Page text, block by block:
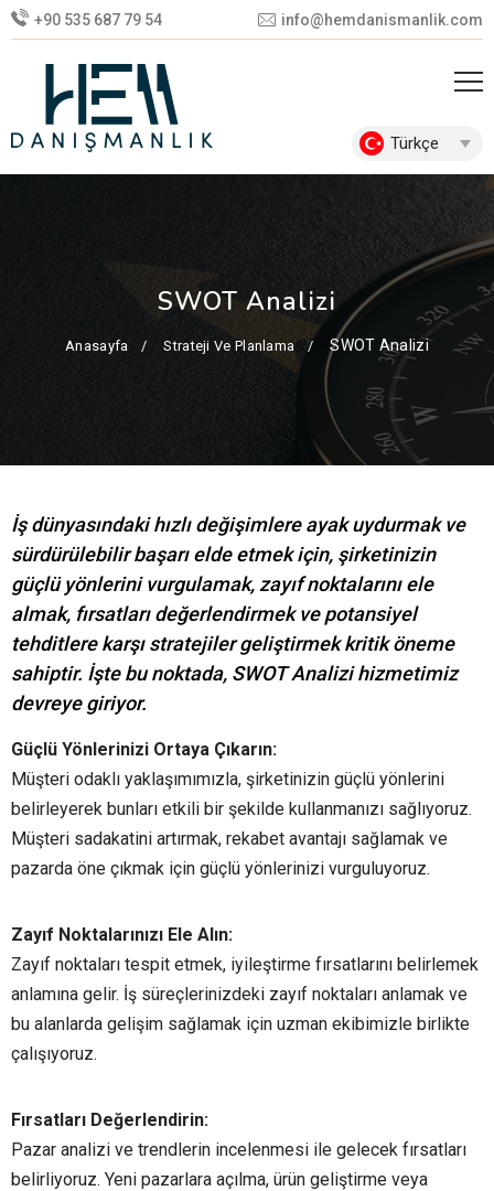
+90 535 687 79 54 info@hemdanismanlik.com
Türkçe
SWOT Analizi
Anasayfa Strateji Ve Planlama SWOT Analizi
İş dünyasındaki hızlı değişimlere ayak uydurmak ve
sürdürülebilir başarı elde etmek için, şirketinizin
güçlü yönlerini vurgulamak, zayıf noktalarını ele
almak, fırsatları değerlendirmek ve potansiyel
tehditlere karşı stratejiler geliştirmek kritik öneme
sahiptir. İşte bu noktada, SWOT Analizi hizmetimiz
devreye giriyor.
Güçlü Yönlerinizi Ortaya Çıkarın:
Müşteri odaklı yaklaşımımızla, şirketinizin güçlü yönlerini
belirleyerek bunları etkili bir şekilde kullanmanızı sağlıyoruz.
Müşteri sadakatini artırmak, rekabet avantajı sağlamak ve
pazarda öne çıkmak için güçlü yönlerinizi vurguluyoruz.
Zayıf Noktalarınızı Ele Alın:
Zayıf noktaları tespit etmek, iyileştirme fırsatlarını belirlemek
anlamına gelir. İş süreçlerinizdeki zayıf noktaları anlamak ve
bu alanlarda gelişim sağlamak için uzman ekibimizle birlikte
çalışıyoruz.
Fırsatları Değerlendirin:
Pazar analizi ve trendlerin incelenmesi ile gelecek fırsatları
belirliyoruz. Yeni pazarlara açılma, ürün geliştirme veya